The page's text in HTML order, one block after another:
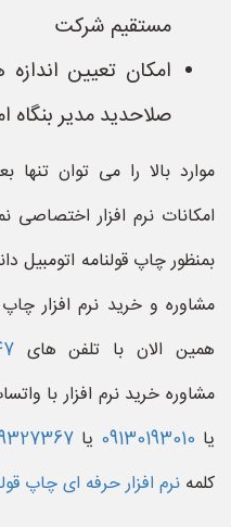
مستقیم شرکت
امکان تعیین
صلاحدید مدیر بنگاه
موارد بالا را می توان
امکانات نرم افزار اختصاصی
بمنظور چاپ قولنامه اتومبیل
مشاوره و خرید نرم افزار
همین الان با تلفن های
مشاوره خرید نرم افزار با
یا 09130193010 یا
کلمه نرم افزار حرفه ای چاپ